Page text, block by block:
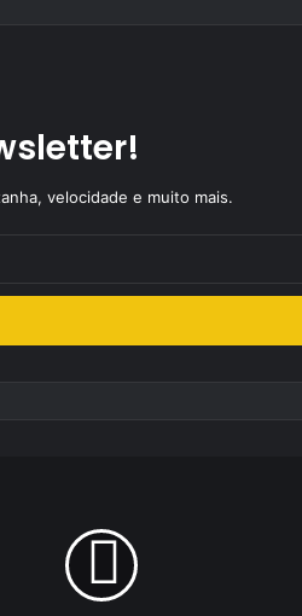
velocidade e muito mais.